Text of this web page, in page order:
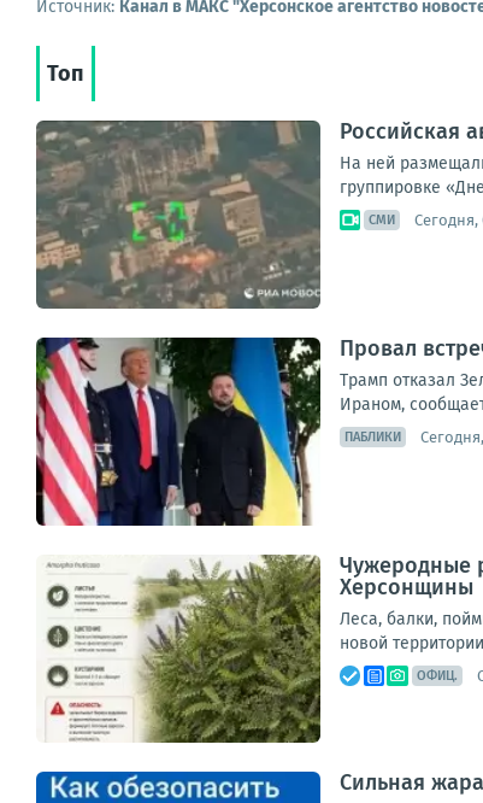
Источник: Канал в МАКС "Херсонское агентство
Топ
Российская
На ней
группировке
СМИ Сегодня,
Провал
Трамп отказал
Ираном,
ПАБЛИКИ
Чужеродные
Херсонщины
Леса, балки,
новой
ОФИЦ.
Сильная